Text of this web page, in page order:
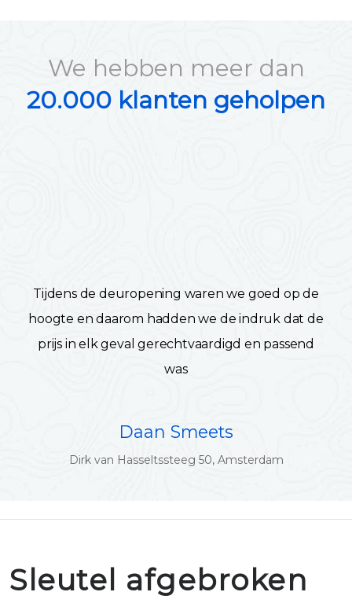
We hebben meer dan
20.000 klanten geholpen
Tijdens de deuropening waren we goed op de
hoogte en daarom hadden we de indruk dat de
prijs in elk geval gerechtvaardigd en passend
was
Daan Smeets
Dirk van Hasseltssteeg 50, Amsterdam
Sleutel afgebroken